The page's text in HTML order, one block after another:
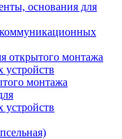
основания для
открытого монтажа
устройств
монтажа
устройств